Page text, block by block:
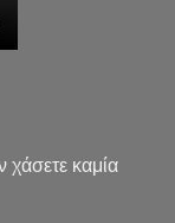
χάσετε καμία